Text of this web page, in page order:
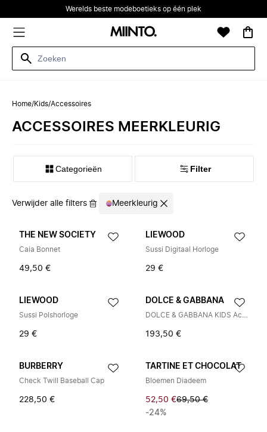
Werelds beste modeboetieks op één plek
Home/Kids/Accessoires
ACCESSOIRES MEERKLEURIG
Categorieën Filter
Verwijder alle filters Meerkleurig
THE NEW SOCIETY
Caia Bonnet
49,50 €
LIEWOOD
Sussi Digitaal Horloge
29 €
LIEWOOD
Sussi Polshorloge
29 €
DOLCE & GABBANA
DOLCE & GABBANA KIDS Accessoires
193,50 €
BURBERRY
Check Twill Baseball Cap
228,50 €
TARTINE ET CHOCOLAT
Bloemen Diadeem
52,50 €69,50 €
-24%